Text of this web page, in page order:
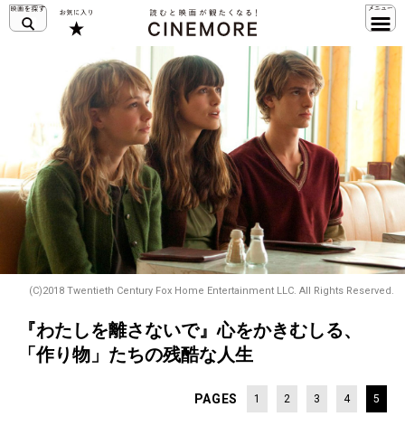
(C)2018 Twentieth Century Fox Home Entertainment LLC. All Rights Reserved.
『わたしを離さないで』心をかきむしる、
「作り物」たちの残酷な人生
PAGES 1 2 3 4 5